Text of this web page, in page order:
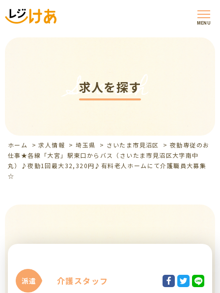
MENU
求人を探す
Search
ホーム >求人情報 >埼玉県 > さいたま市見沼区 >夜勤専従のお
仕事★各線「大宮」駅東口からバス（さいたま市見沼区大字南中
丸）♪夜勤1回最大32,320円♪有料老人ホームにて介護職員大募集
☆
派遣 介護スタッフ